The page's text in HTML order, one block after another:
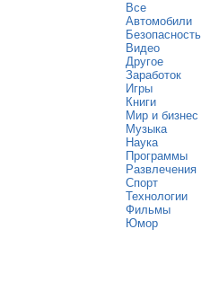
Все
Автомобили
Безопасность
Видео
Другое
Заработок
Игры
Книги
Мир и бизнес
Музыка
Наука
Программы
Развлечения
Спорт
Технологии
Фильмы
Юмор